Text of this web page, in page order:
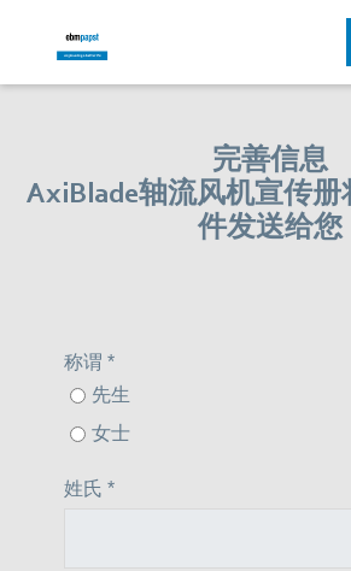
完善信息
AxiBlade轴流风机宣传
件发送给您